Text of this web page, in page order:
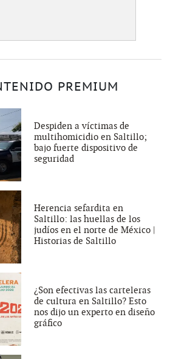
PREMIUM
Despiden a víctimas de
multihomicidio en Saltillo;
bajo fuerte dispositivo de
seguridad
Herencia sefardita en
Saltillo: las huellas de los
judíos en el norte de México |
Historias de Saltillo
¿Son efectivas las carteleras
de cultura en Saltillo? Esto
nos dijo un experto en diseño
gráfico